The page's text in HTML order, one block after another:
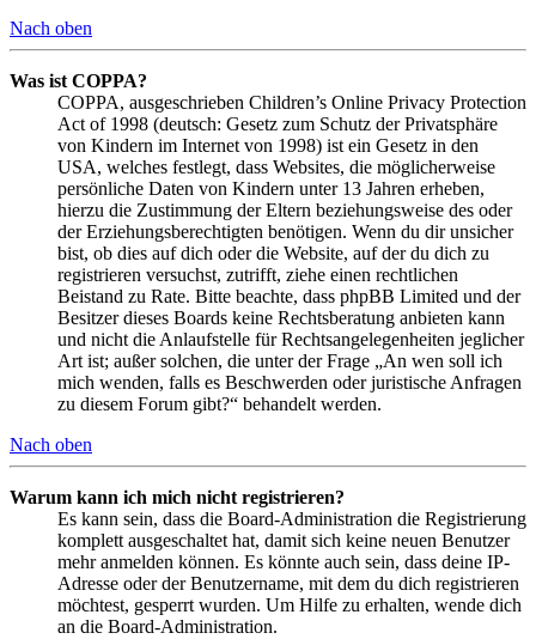
Nach oben
Was ist COPPA?
COPPA, ausgeschrieben Children’s Online Privacy Protection
Act of 1998 (deutsch: Gesetz zum Schutz der Privatsphäre
von Kindern im Internet von 1998) ist ein Gesetz in den
USA, welches festlegt, dass Websites, die möglicherweise
persönliche Daten von Kindern unter 13 Jahren erheben,
hierzu die Zustimmung der Eltern beziehungsweise des oder
der Erziehungsberechtigten benötigen. Wenn du dir unsicher
bist, ob dies auf dich oder die Website, auf der du dich zu
registrieren versuchst, zutrifft, ziehe einen rechtlichen
Beistand zu Rate. Bitte beachte, dass phpBB Limited und der
Besitzer dieses Boards keine Rechtsberatung anbieten kann
und nicht die Anlaufstelle für Rechtsangelegenheiten jeglicher
Art ist; außer solchen, die unter der Frage „An wen soll ich
mich wenden, falls es Beschwerden oder juristische Anfragen
zu diesem Forum gibt?“ behandelt werden.
Nach oben
Warum kann ich mich nicht registrieren?
Es kann sein, dass die Board-Administration die Registrierung
komplett ausgeschaltet hat, damit sich keine neuen Benutzer
mehr anmelden können. Es könnte auch sein, dass deine IP-
Adresse oder der Benutzername, mit dem du dich registrieren
möchtest, gesperrt wurden. Um Hilfe zu erhalten, wende dich
an die Board-Administration.